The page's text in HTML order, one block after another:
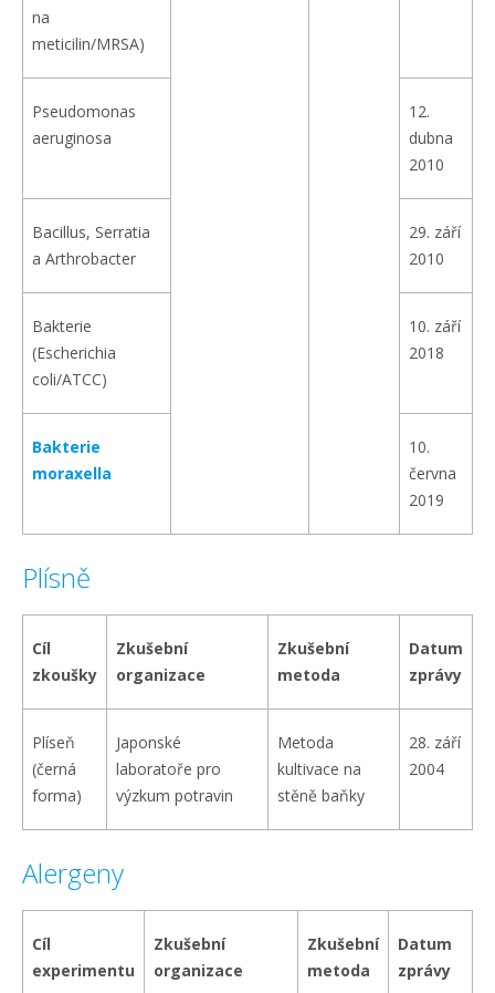
na
meticilin/MRSA)
Pseudomonas
aeruginosa
12.
dubna
2010
Bacillus, Serratia
a Arthrobacter
29. září
2010
Bakterie
(Escherichia
coli/ATCC)
10. září
2018
Bakterie
moraxella
10.
června
2019
Plísně
Cíl
zkoušky
Zkušební
organizace
Zkušební
metoda
Datum
zprávy
Plíseň
(černá
forma)
Japonské
laboratoře pro
výzkum potravin
Metoda
kultivace na
stěně baňky
28. září
2004
Alergeny
Cíl
experimentu
Zkušební
organizace
Zkušební
metoda
Datum
zprávy